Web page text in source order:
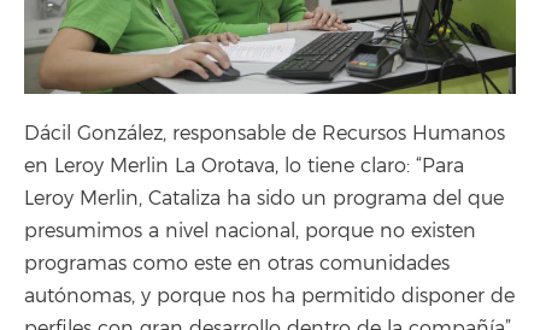
Dácil González, responsable de Recursos Humanos
en Leroy Merlin La Orotava, lo tiene claro: “Para
Leroy Merlin, Cataliza ha sido un programa del que
presumimos a nivel nacional, porque no existen
programas como este en otras comunidades
autónomas, y porque nos ha permitido disponer de